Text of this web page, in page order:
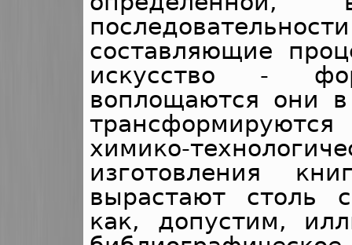
составляющие
искусство -
воплощаются они
химико-
изготовления
вырастают столь
как, допустим,